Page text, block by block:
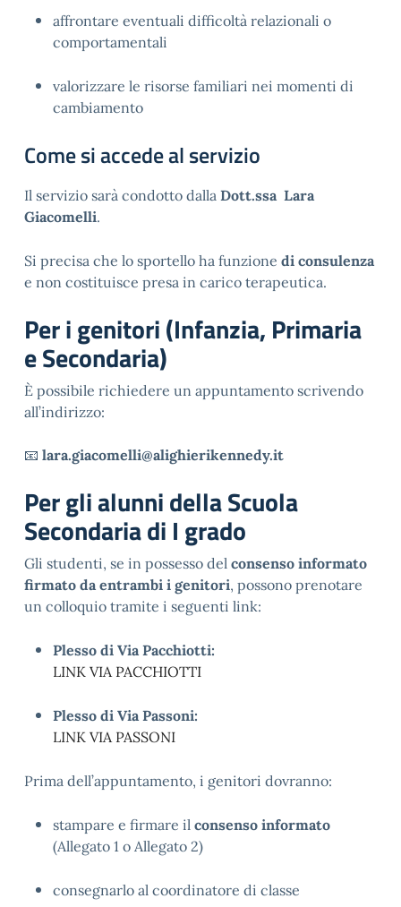
affrontare eventuali difficoltà relazionali o
comportamentali
valorizzare le risorse familiari nei momenti di
cambiamento
Come si accede al servizio
Il servizio sarà condotto dalla Dott.ssa Lara
Giacomelli.
Si precisa che lo sportello ha funzione di consulenza
e non costituisce presa in carico terapeutica.
Per i genitori (Infanzia, Primaria
e Secondaria)
È possibile richiedere un appuntamento scrivendo
all’indirizzo:
📧 lara.giacomelli@alighierikennedy.it
Per gli alunni della Scuola
Secondaria di I grado
Gli studenti, se in possesso del consenso informato
firmato da entrambi i genitori, possono prenotare
un colloquio tramite i seguenti link:
Plesso di Via Pacchiotti:
LINK VIA PACCHIOTTI
Plesso di Via Passoni:
LINK VIA PASSONI
Prima dell’appuntamento, i genitori dovranno:
stampare e firmare il consenso informato
(Allegato 1 o Allegato 2)
consegnarlo al coordinatore di classe